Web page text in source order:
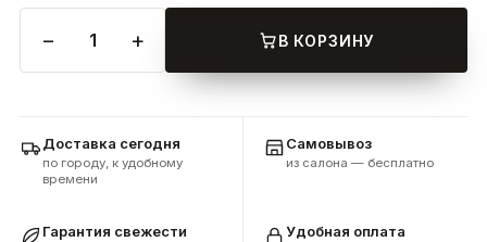
− 1 + В КОРЗИНУ
Доставка сегодня
по городу, к удобному
времени
Самовывоз
из салона — бесплатно
Гарантия свежести Удобная оплата